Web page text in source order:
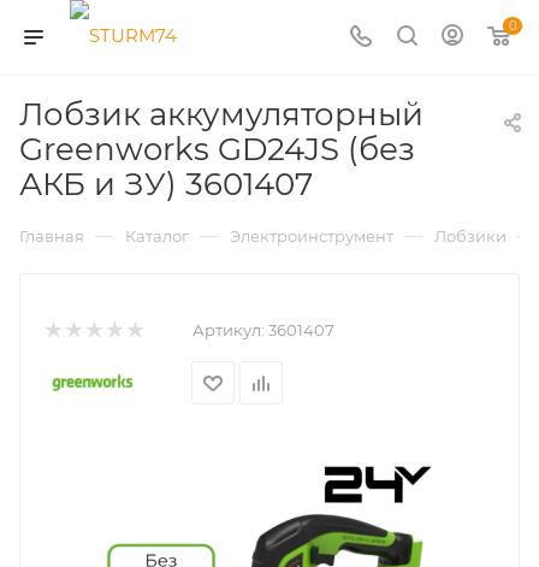
0
Лобзик аккумуляторный
Greenworks GD24JS (без
АКБ и ЗУ) 3601407
Главная — Каталог — Электроинструмент — Лобзики —
Артикул: 3601407